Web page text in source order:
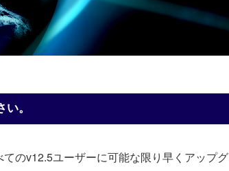
。
のv12.5ユーザーに可能な限り早くアップグ